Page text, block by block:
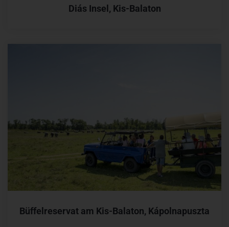
Diás Insel, Kis-Balaton
Büffelreservat am Kis-Balaton, Kápolnapuszta